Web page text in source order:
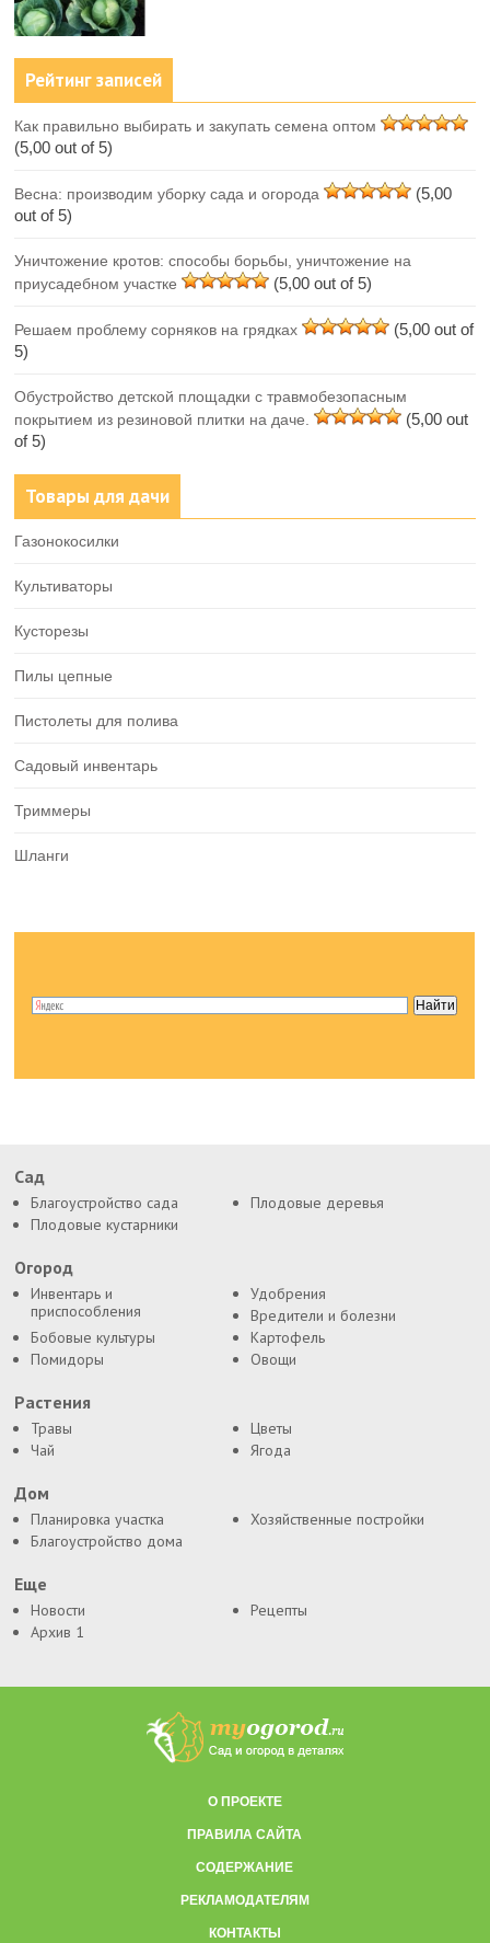
Рейтинг записей
Как правильно выбирать и закупать семена оптом
(5,00 out of 5)
Весна: производим уборку сада и огорода
(5,00
out of 5)
Уничтожение кротов: способы борьбы, уничтожение на
приусадебном участке
(5,00 out of 5)
Решаем проблему сорняков на грядках
(5,00 out of
5)
Обустройство детской площадки с травмобезопасным
покрытием из резиновой плитки на даче.
(5,00 out
of 5)
Товары для дачи
Газонокосилки
Культиваторы
Кусторезы
Пилы цепные
Пистолеты для полива
Садовый инвентарь
Триммеры
Шланги
Сад
Благоустройство сада
Плодовые деревья
Плодовые кустарники
Огород
Инвентарь и
приспособления
Удобрения
Вредители и болезни
Бобовые культуры
Картофель
Помидоры
Овощи
Растения
Травы
Цветы
Чай
Ягода
Дом
Планировка участка
Хозяйственные постройки
Благоустройство дома
Еще
Новости
Рецепты
Архив 1
О ПРОЕКТЕ
ПРАВИЛА САЙТА
СОДЕРЖАНИЕ
РЕКЛАМОДАТЕЛЯМ
КОНТАКТЫ